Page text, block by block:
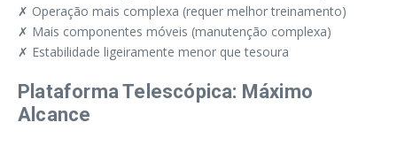
✗ Operação mais complexa (requer melhor treinamento)
✗ Mais componentes móveis (manutenção complexa)
✗ Estabilidade ligeiramente menor que tesoura
Plataforma Telescópica: Máximo
Alcance